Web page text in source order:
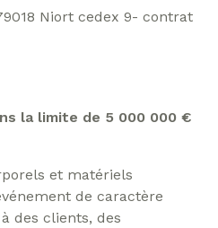
Niort cedex 9- contrat
la limite de 5 000 000 €
et matériels
de caractère
des clients, des